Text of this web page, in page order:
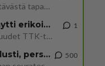
Uusi draamasarja järkyttävästä tapauksesta on tulossa. Tositapahtumiin perustuva sarja ammentaa vuoden 1986 Mikkelin pan
Ernest Lawson täräytti erikoisen heiton TTK-lehdistötilaisuudessa: " Onko tässä tarkoituksena...?"
Ernest Lawson esitteli uudet TTK-tähtioppilaat ja opettajat torstaina 6.8. lehdistölle. Tulevalla kaudella on yksi hausk
1
Jos SDP ei voita reilusti, persut kumoavat demokratian Suomesta 500